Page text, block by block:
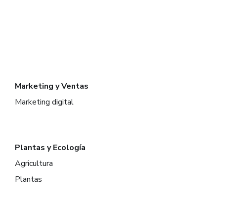
Marketing y Ventas
Marketing digital
Plantas y Ecología
Agricultura
Plantas